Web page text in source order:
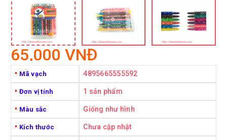
65,000 VNĐ
• Mã vạch 4895665555592
• Đơn vị tính 1 sản phẩm
• Màu sắc Giống như hình
• Kích thước Chưa cập nhật